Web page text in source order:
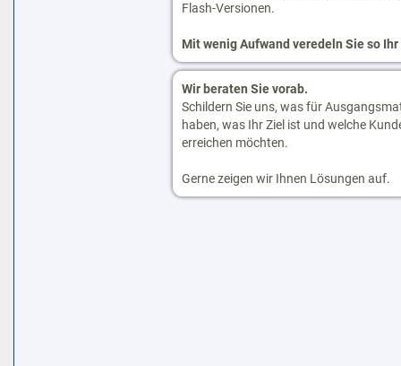
Flash-Versionen.
Mit wenig Aufwand veredeln Sie so
Wir beraten Sie vorab.
Schildern Sie uns, was für
haben, was Ihr Ziel ist und welche
erreichen möchten.
Gerne zeigen wir Ihnen Lösungen auf.